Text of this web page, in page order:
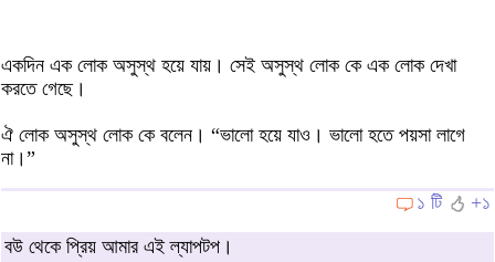
একদিন এক লোক অসুস্থ হয়ে যায়। সেই অসুস্থ লোক কে এক লোক দেখা
করতে গেছে।
ঐ লোক অসুস্থ লোক কে বলেন। “ভালো হয়ে যাও। ভালো হতে পয়সা লাগে
না।”
১ টি
+১
বউ থেকে প্রিয় আমার এই ল্যাপটপ।